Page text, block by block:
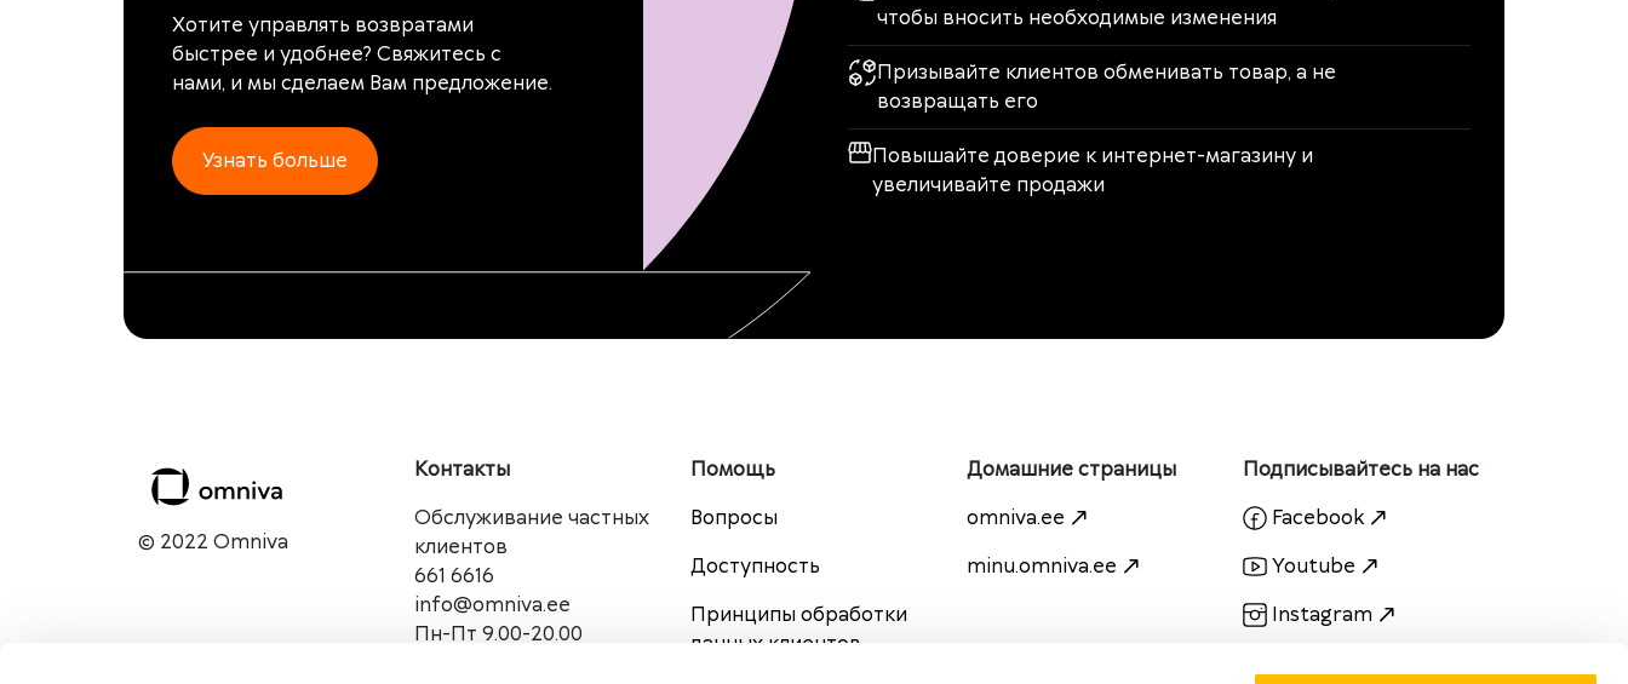
Хотите управлять возвратами
быстрее и удобнее? Свяжитесь с
нами, и мы сделаем Вам предложение.
Узнать больше
чтобы вносить необходимые изменения
Призывайте клиентов обменивать товар, а не
возвращать его
Повышайте доверие к интернет-магазину и
увеличивайте продажи
© 2022 Omniva
Контакты
Обслуживание частных
клиентов
661 6616
info@omniva.ee
Пн-Пт 9.00-20.00
Помощь
Вопросы
Доступность
Принципы обработки
данных клиентов
Домашние страницы
omniva.ee
minu.omniva.ee
Подписывайтесь на нас
Facebook
Youtube
Instagram